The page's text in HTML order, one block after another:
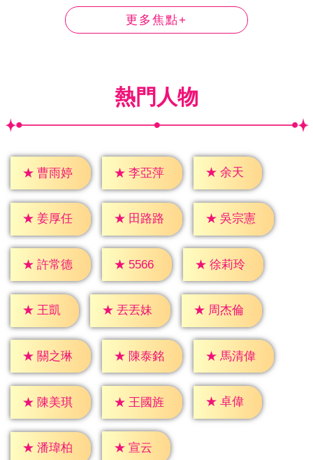
更多焦點+
熱門人物
★ 曹雨婷 ★ 李亞萍 ★ 余天
★ 姜厚任 ★ 田路路 ★ 吳宗憲
★ 許常德 ★ 5566 ★ 徐莉玲
★ 王凱 ★ 丟丟妹 ★ 周杰倫
★ 關之琳 ★ 陳泰銘 ★ 馬清偉
★ 陳美琪 ★ 王國旌 ★ 卓偉
★ 潘瑋柏 ★ 宣云